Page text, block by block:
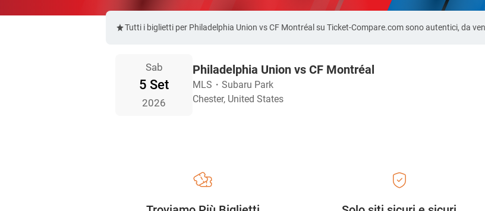
Tutti i biglietti per Philadelphia Union vs CF Montréal su Ticket-Compare.com sono autentici, da
Sab
5 Set
2026
Philadelphia Union vs CF Montréal
MLS ・ Subaru Park
Chester, United States